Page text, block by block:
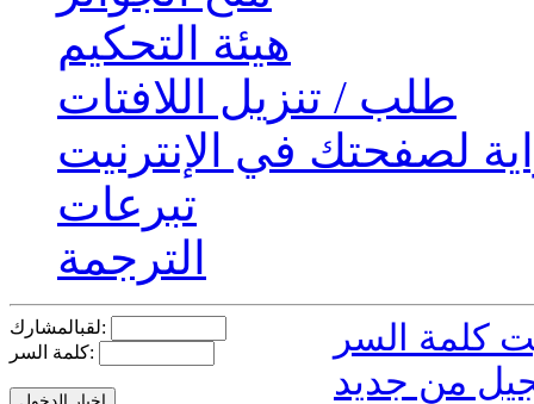
هيئة التحكيم
طلب / تنزيل اللافتات
لصفحتك في الإنترنيت
تبرعات
الترجمة
لقبالمشارك:
كلمة السر:
من جديد